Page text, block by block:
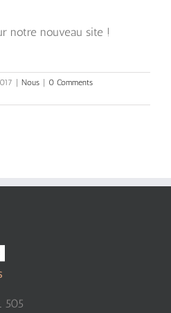
notre nouveau site !
Nous
0 Comments
505